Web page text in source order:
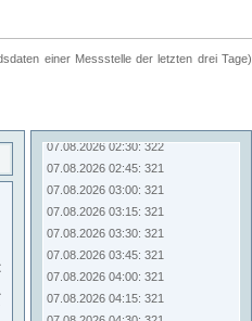
einer Messstelle der letzten drei Tage)